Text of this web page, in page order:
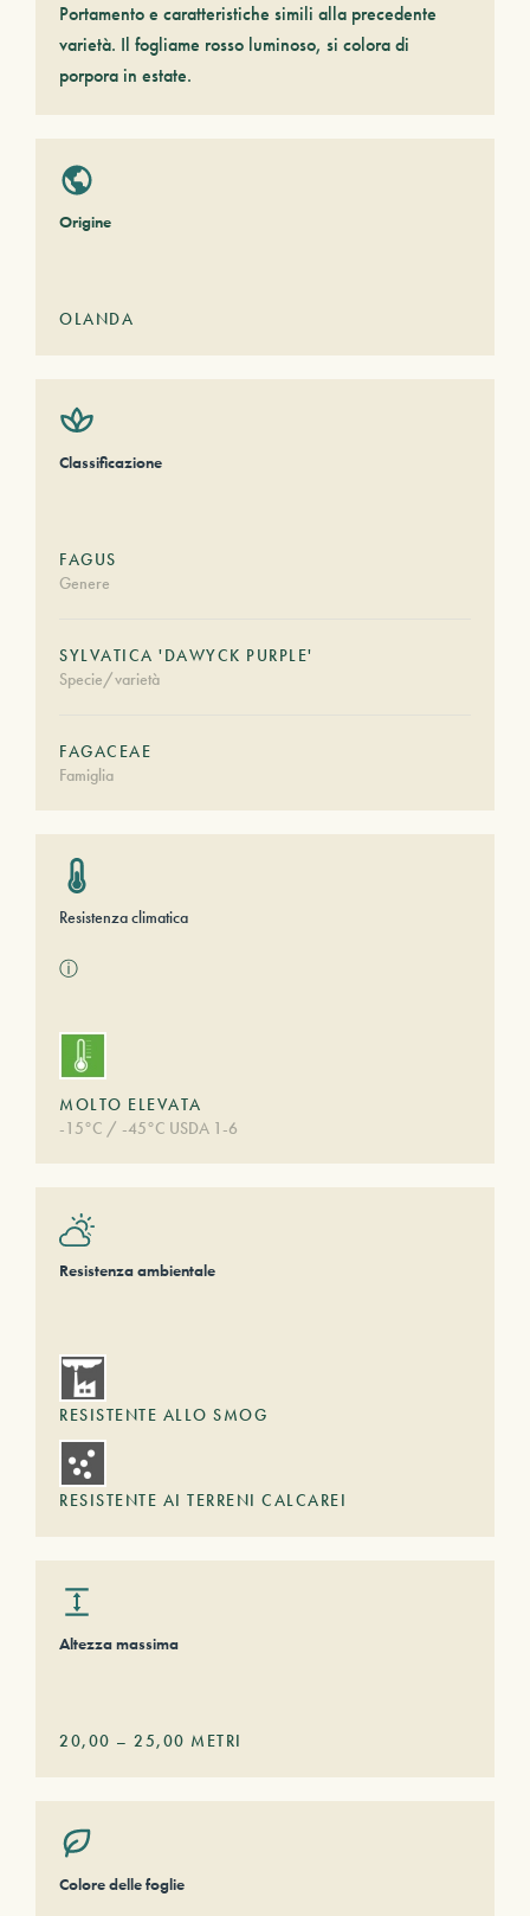
Portamento e caratteristiche simili alla precedente
varietà. Il fogliame rosso luminoso, si colora di
porpora in estate.
Origine
OLANDA
Classificazione
FAGUS
Genere
SYLVATICA 'DAWYCK PURPLE'
Specie/varietà
FAGACEAE
Famiglia
Resistenza climatica
ⓘ
MOLTO ELEVATA
-15°C / -45°C USDA 1-6
Resistenza ambientale
RESISTENTE ALLO SMOG
RESISTENTE AI TERRENI CALCAREI
Altezza massima
20,00 – 25,00 METRI
Colore delle foglie